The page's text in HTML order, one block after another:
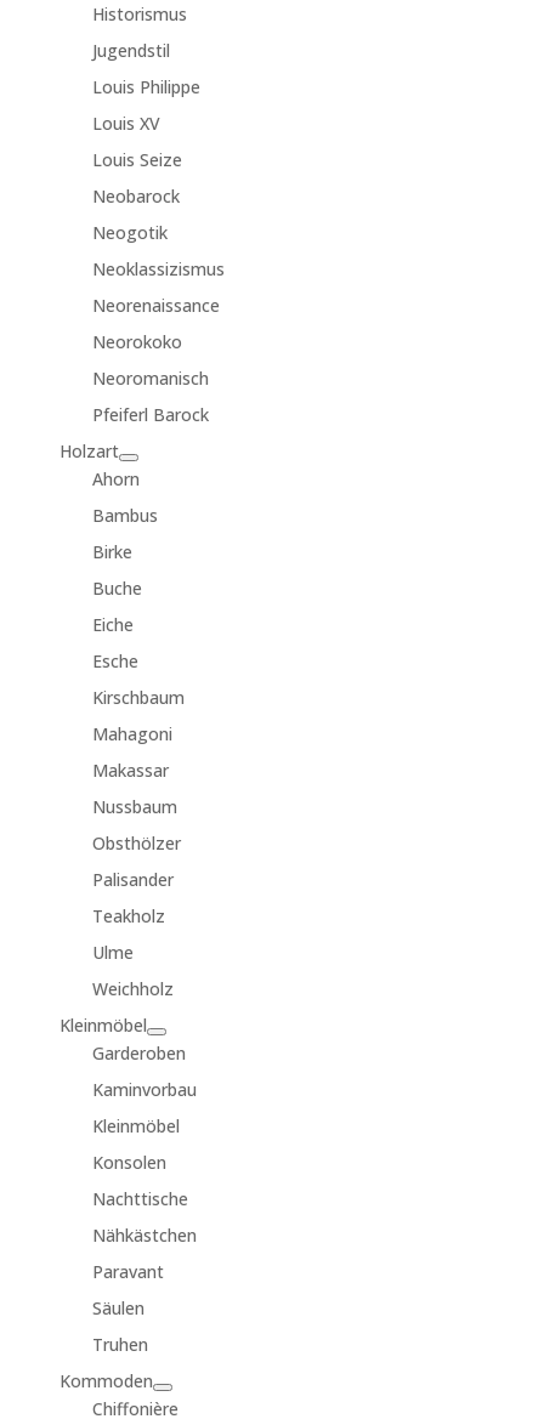
Historismus
Jugendstil
Louis Philippe
Louis XV
Louis Seize
Neobarock
Neogotik
Neoklassizismus
Neorenaissance
Neorokoko
Neoromanisch
Pfeiferl Barock
Holzart
Ahorn
Bambus
Birke
Buche
Eiche
Esche
Kirschbaum
Mahagoni
Makassar
Nussbaum
Obsthölzer
Palisander
Teakholz
Ulme
Weichholz
Kleinmöbel
Garderoben
Kaminvorbau
Kleinmöbel
Konsolen
Nachttische
Nähkästchen
Paravant
Säulen
Truhen
Kommoden
Chiffonière